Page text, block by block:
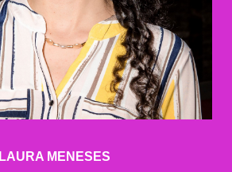
LAURA MENESES